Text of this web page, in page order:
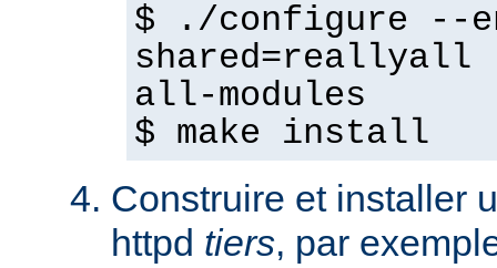
$ ./configure --
shared=reallyall
all-modules
$ make install
Construire et installer
httpd tiers, par